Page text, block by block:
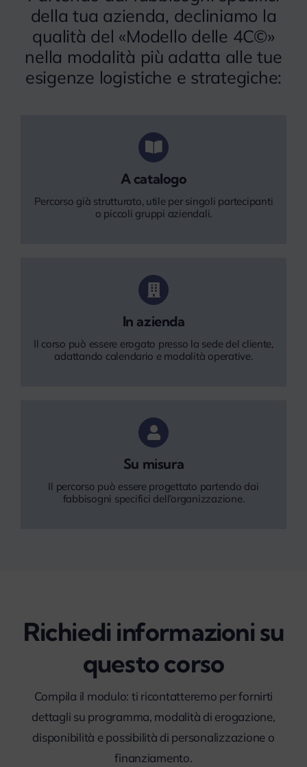
della tua azienda, decliniamo la
qualità del «Modello delle 4C©»
nella modalità più adatta alle tue
esigenze logistiche e strategiche:
A catalogo
Percorso già strutturato, utile per singoli partecipanti
o piccoli gruppi aziendali.
In azienda
Il corso può essere erogato presso la sede del cliente,
adattando calendario e modalità operative.
Su misura
Il percorso può essere progettato partendo dai
fabbisogni specifici dell’organizzazione.
Richiedi informazioni su
questo corso
Compila il modulo: ti ricontatteremo per fornirti
dettagli su programma, modalità di erogazione,
disponibilità e possibilità di personalizzazione o
finanziamento.